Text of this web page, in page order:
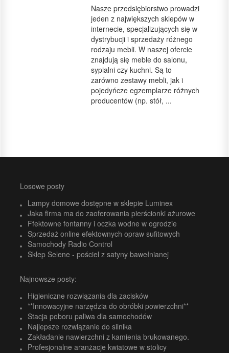
Nasze przedsiębiorstwo prowadzi
jeden z największych sklepów w
internecie, specjalizujących się w
dystrybucji i sprzedaży różnego
rodzaju mebli. W naszej ofercie
znajdują się meble do salonu,
sypialni czy kuchni. Są to
zarówno zestawy mebli, jak i
pojedyńcze egzemplarze różnych
producentów (np. stół, ...
Losowe posty
Lampy domowe dostępne w sklepie Luminex
Jaka firma ma do zaoferowania pierścionki ażurowe
Ffektowne fontanny i oczka wodne w ogrodzie
Sprzedaż online efektownych opraw sufitowych
Samochody Radio Control
Sklep Selene - pościel z satyny bawełnianej
Najnowsze posty:
Higieniczne rozwiązania dla zacisków
**Innowacyjne narzędzia do obróbki powierzchni**
Stacja poboru paliwa dla samochodów
Najlepsze rozwiązanie do silnika
Zakładanie nawierzchni z kamienia brukowanego.
Profesjonalne aranżacje kwiatowe w stolicy